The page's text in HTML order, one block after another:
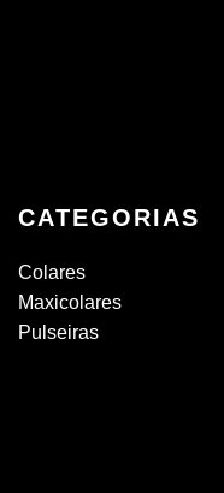
CATEGORIAS
Colares
Maxicolares
Pulseiras